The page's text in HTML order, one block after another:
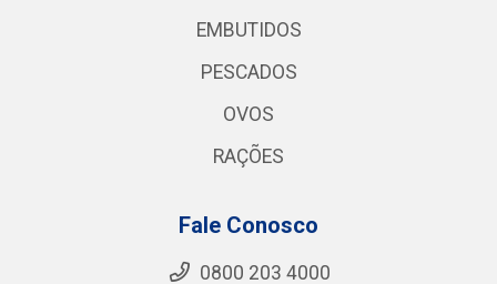
EMBUTIDOS
PESCADOS
OVOS
RAÇÕES
Fale Conosco
0800 203 4000